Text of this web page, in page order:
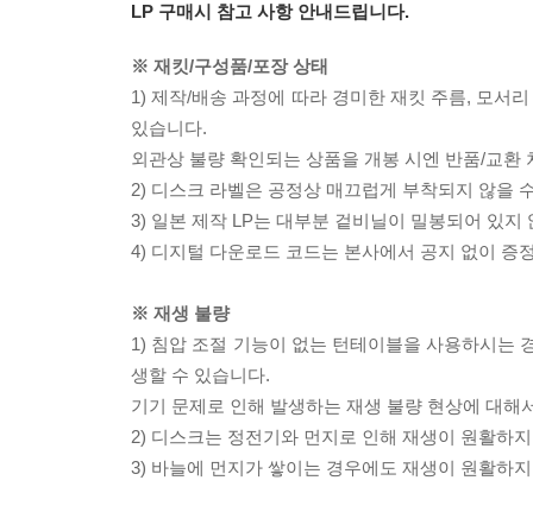
LP 구매시 참고 사항 안내드립니다.
※ 재킷/구성품/포장 상태
1) 제작/배송 과정에 따라 경미한 재킷 주름, 모서
있습니다.
외관상 불량 확인되는 상품을 개봉 시엔 반품/교환
2) 디스크 라벨은 공정상 매끄럽게 부착되지 않을
3) 일본 제작 LP는 대부분 겉비닐이 밀봉되어 있지
4) 디지털 다운로드 코드는 본사에서 공지 없이 증
※ 재생 불량
1) 침압 조절 기능이 없는 턴테이블을 사용하시는
생할 수 있습니다.
기기 문제로 인해 발생하는 재생 불량 현상에 대
2) 디스크는 정전기와 먼지로 인해 재생이 원활하
3) 바늘에 먼지가 쌓이는 경우에도 재생이 원활하